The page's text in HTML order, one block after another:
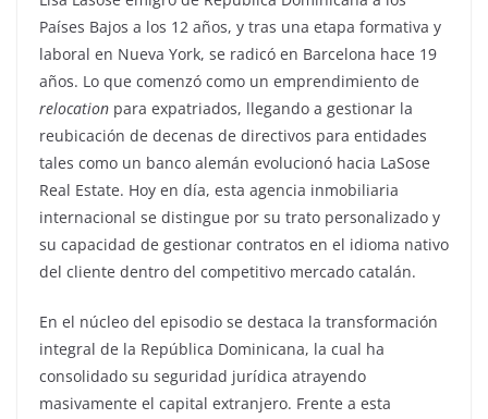
Países Bajos a los 12 años, y tras una etapa formativa y
laboral en Nueva York, se radicó en Barcelona hace 19
años. Lo que comenzó como un emprendimiento de
relocation para expatriados, llegando a gestionar la
reubicación de decenas de directivos para entidades
tales como un banco alemán evolucionó hacia LaSose
Real Estate. Hoy en día, esta agencia inmobiliaria
internacional se distingue por su trato personalizado y
su capacidad de gestionar contratos en el idioma nativo
del cliente dentro del competitivo mercado catalán.
En el núcleo del episodio se destaca la transformación
integral de la República Dominicana, la cual ha
consolidado su seguridad jurídica atrayendo
masivamente el capital extranjero. Frente a esta